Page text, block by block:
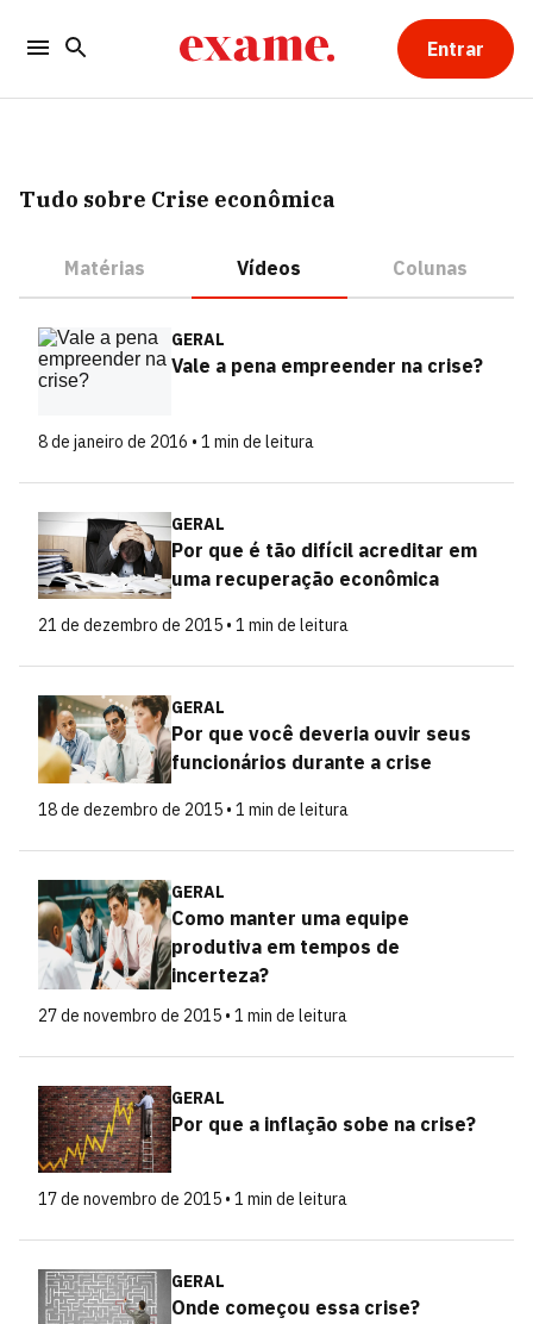
Entrar
Tudo sobre Crise econômica
Matérias Vídeos Colunas
GERAL
Vale a pena empreender na crise?
8 de janeiro de 2016 • 1 min de leitura
GERAL
Por que é tão difícil acreditar em
uma recuperação econômica
21 de dezembro de 2015 • 1 min de leitura
GERAL
Por que você deveria ouvir seus
funcionários durante a crise
18 de dezembro de 2015 • 1 min de leitura
GERAL
Como manter uma equipe
produtiva em tempos de
incerteza?
27 de novembro de 2015 • 1 min de leitura
GERAL
Por que a inflação sobe na crise?
17 de novembro de 2015 • 1 min de leitura
GERAL
Onde começou essa crise?